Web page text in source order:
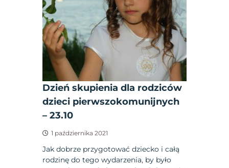
Dzień skupienia dla rodziców
dzieci pierwszokomunijnych
– 23.10
1 października 2021
Jak dobrze przygotować dziecko i całą
rodzinę do tego wydarzenia, by było